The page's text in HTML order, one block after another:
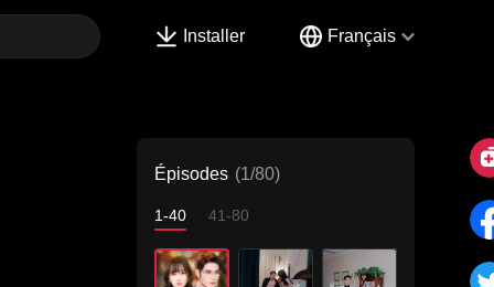
Installer Français
Épisodes (1/80)
1-40 41-80